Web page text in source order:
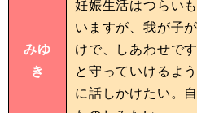
みゆ
き
妊娠生活はつらい
いますが、我が子
けで、しあわせで
と守っていけるよ
に話しかけたい。